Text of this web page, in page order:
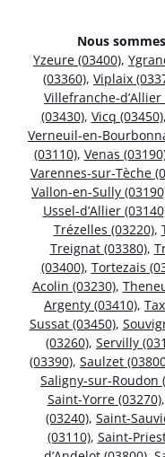
Nous
Yzeure (03400),
(03360), Viplaix
Villefranche-d’Allier
(03430), Vicq (03450),
Verneuil-en-
(03110), Venas
Varennes-sur-Tèche
Vallon-en-Sully
Ussel-d’Allier
Trézelles (03220),
Treignat (03380),
(03400), Tortezais
Acolin (03230),
Argenty (03410),
Sussat (03450),
(03260), Servilly
(03390), Saulzet
Saligny-sur-Roudon
Saint-Yorre (03270),
(03240), Saint-
(03110), Saint-